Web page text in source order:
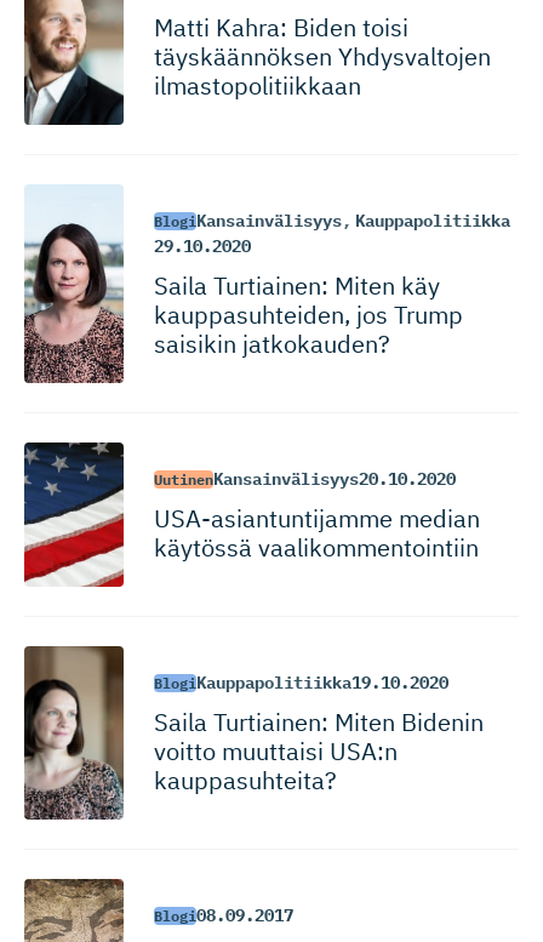
Matti Kahra: Biden toisi
täyskäännöksen Yhdysvaltojen
ilmastopo­li­tiikkaan
BlogiKansainvälisyys, Kauppapolitiikka
29.10.2020
Saila Turtiainen: Miten käy
kauppasuh­teiden, jos Trump
saisikin jatkokauden?
UutinenKansainvälisyys20.10.2020
USA-asian­tun­tijamme median
käytössä vaalikommen­tointiin
BlogiKauppapolitiikka19.10.2020
Saila Turtiainen: Miten Bidenin
voitto muuttaisi USA:n
kauppasuhteita?
Blogi08.09.2017